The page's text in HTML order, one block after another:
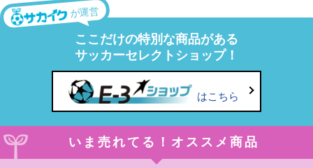
が運営
ここだけの特別な商品がある
サッカーセレクトショップ！
はこちら
いま売れてる！オススメ商品